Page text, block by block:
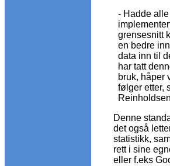
- Hadde
grensesnitt
en bedre
data inn til
har tatt
bruk, håper
følger etter,
Denne
det også
statistikk,
rett i sine
eller f.eks